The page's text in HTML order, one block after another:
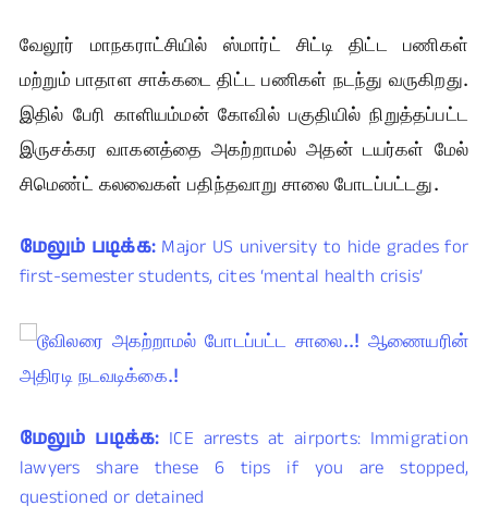
வேலூர் மாநகராட்சியில் ஸ்மார்ட் சிட்டி திட்ட பணிகள்
மற்றும் பாதாள சாக்கடை திட்ட பணிகள் நடந்து வருகிறது.
இதில் பேரி காளியம்மன் கோவில் பகுதியில் நிறுத்தப்பட்ட
இருசக்கர வாகனத்தை அகற்றாமல் அதன் டயர்கள் மேல்
சிமெண்ட் கலவைகள் பதிந்தவாறு சாலை போடப்பட்டது.
மேலும் படிக்க:Major US university to hide grades for
first-semester students, cites ‘mental health crisis’
மேலும் படிக்க: ICE arrests at airports: Immigration
lawyers share these 6 tips if you are stopped,
questioned or detained